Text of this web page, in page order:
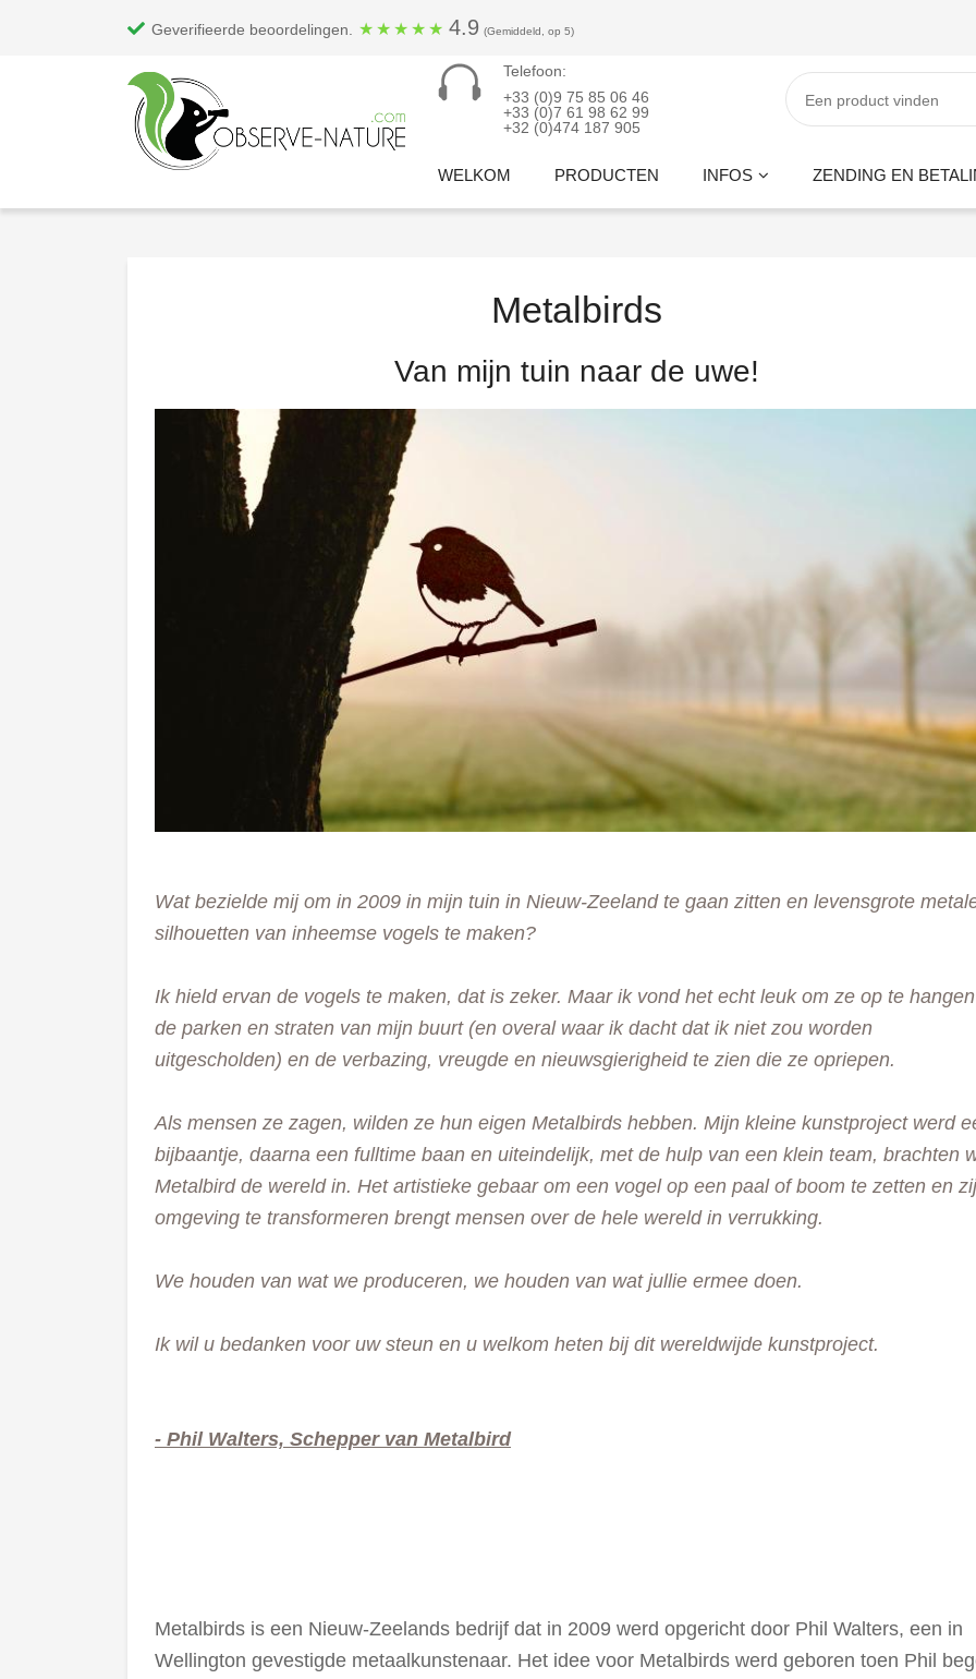
Geverifieerde beoordelingen. ★ ★ ★ ★ ★ 4.9 (Gemiddeld, op 5)
Telefoon:
+33 (0)9 75 85 06 46
+33 (0)7 61 98 62 99
+32 (0)474 187 905
WELKOM PRODUCTEN INFOS ZENDING EN
Metalbirds
Van mijn tuin naar de uwe!
Wat bezielde mij om in 2009 in mijn tuin in Nieuw-Zeeland te gaan zitten en levensgrote
silhouetten van inheemse vogels te maken?
Ik hield ervan de vogels te maken, dat is zeker. Maar ik vond het echt leuk om ze op te
de parken en straten van mijn buurt (en overal waar ik dacht dat ik niet zou worden
uitgescholden) en de verbazing, vreugde en nieuwsgierigheid te zien die ze opriepen.
Als mensen ze zagen, wilden ze hun eigen Metalbirds hebben. Mijn kleine kunstproject werd
bijbaantje, daarna een fulltime baan en uiteindelijk, met de hulp van een klein team, brachten
Metalbird de wereld in. Het artistieke gebaar om een vogel op een paal of boom te zetten en
omgeving te transformeren brengt mensen over de hele wereld in verrukking.
We houden van wat we produceren, we houden van wat jullie ermee doen.
Ik wil u bedanken voor uw steun en u welkom heten bij dit wereldwijde kunstproject.
- Phil Walters, Schepper van Metalbird
Metalbirds is een Nieuw-Zeelands bedrijf dat in 2009 werd opgericht door Phil Walters, een in
Wellington gevestigde metaalkunstenaar. Het idee voor Metalbirds werd geboren toen Phil